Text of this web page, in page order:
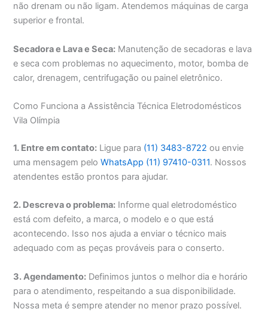
não drenam ou não ligam. Atendemos máquinas de carga
superior e frontal.
Secadora e Lava e Seca: Manutenção de secadoras e lava
e seca com problemas no aquecimento, motor, bomba de
calor, drenagem, centrifugação ou painel eletrônico.
Como Funciona a Assistência Técnica Eletrodomésticos
Vila Olímpia
1. Entre em contato: Ligue para (11) 3483-8722 ou envie
uma mensagem peloWhatsApp (11) 97410-0311. Nossos
atendentes estão prontos para ajudar.
2. Descreva o problema: Informe qual eletrodoméstico
está com defeito, a marca, o modelo e o que está
acontecendo. Isso nos ajuda a enviar o técnico mais
adequado com as peças prováveis para o conserto.
3. Agendamento: Definimos juntos o melhor dia e horário
para o atendimento, respeitando a sua disponibilidade.
Nossa meta é sempre atender no menor prazo possível.